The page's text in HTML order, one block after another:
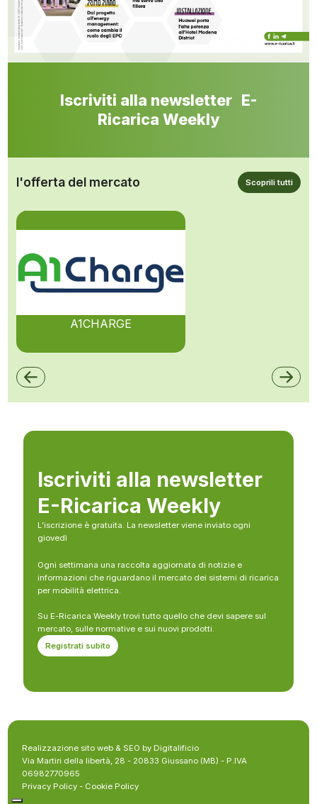
Iscriviti alla newsletter E-
Ricarica Weekly
l'offerta del mercato Scoprili tutti
A1CHARGE
Iscriviti alla newsletter
E-Ricarica Weekly
L’iscrizione è gratuita. La newsletter viene inviato ogni
giovedì
Ogni settimana una raccolta aggiornata di notizie e
informazioni che riguardano il mercato dei sistemi di ricarica
per mobilità elettrica.
Su E-Ricarica Weekly trovi tutto quello che devi sapere sul
mercato, sulle normative e sui nuovi prodotti.
Registrati subito
Realizzazione sito web & SEO by Digitalificio
Via Martiri della libertà, 28 - 20833 Giussano (MB) - P.IVA
06982770965
Privacy Policy - Cookie Policy